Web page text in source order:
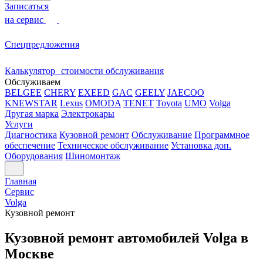
Записаться
на сервис
Спецпредложения
Калькулятор стоимости обслуживания
Обслуживаем
BELGEE CHERY EXEED GAC GEELY JAECOO
KNEWSTAR Lexus OMODA TENET Toyota UMO Volga
Другая марка Электрокары
Услуги
Диагностика Кузовной ремонт Обслуживание Программное
обеспечение Техническое обслуживание Установка доп.
Оборудования Шиномонтаж
Главная
Сервис
Volga
Кузовной ремонт
Кузовной ремонт автомобилей Volga в
Москве